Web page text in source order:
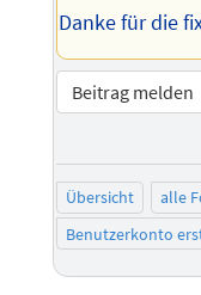
Danke für die
Beitrag melden
Übersicht alle
Benutzerkonto